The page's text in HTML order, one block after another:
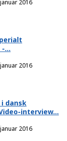
2016
...
2016
dansk
interview...
2016